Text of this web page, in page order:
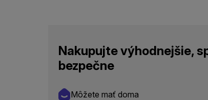
Nakupujte výhodnejšie,
bezpečne
Môžete mať doma